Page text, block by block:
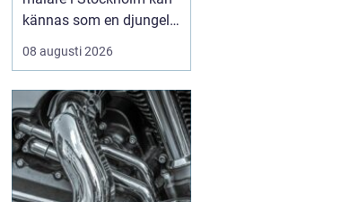
kännas som en djungel.
Utbudet är stort,
prisskillnaderna är
lika hög kvalitet.
Samtidigt påverkar
målningen hur hemmet
upplevs, hur länge
fasaden håller och till
08 augusti 2026